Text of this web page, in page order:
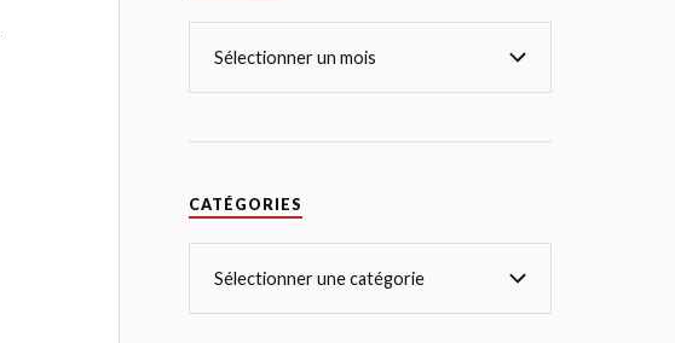
CATÉGORIES